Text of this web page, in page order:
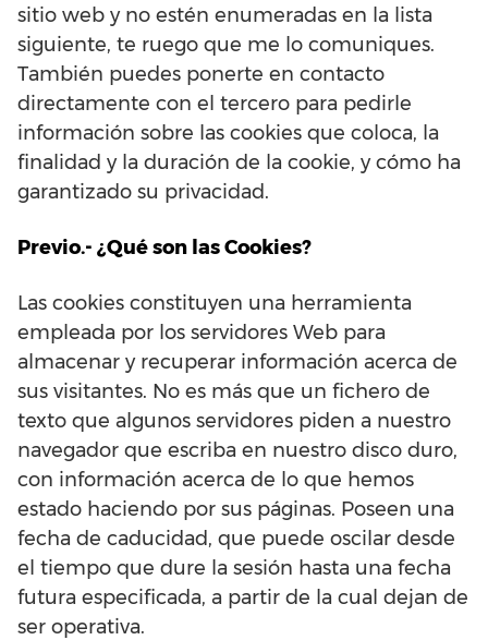
sitio web y no estén enumeradas en la lista
siguiente, te ruego que me lo comuniques.
También puedes ponerte en contacto
directamente con el tercero para pedirle
información sobre las cookies que coloca, la
finalidad y la duración de la cookie, y cómo ha
garantizado su privacidad.
Previo.- ¿Qué son las Cookies?
Las cookies constituyen una herramienta
empleada por los servidores Web para
almacenar y recuperar información acerca de
sus visitantes. No es más que un fichero de
texto que algunos servidores piden a nuestro
navegador que escriba en nuestro disco duro,
con información acerca de lo que hemos
estado haciendo por sus páginas. Poseen una
fecha de caducidad, que puede oscilar desde
el tiempo que dure la sesión hasta una fecha
futura especificada, a partir de la cual dejan de
ser operativa.